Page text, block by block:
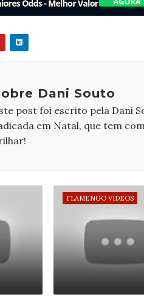
Dani Souto
post foi escrito pela Dani
em Natal, que tem
FLAMENGO VIDEOS